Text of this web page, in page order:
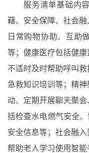
服务清单基础内
藉、安全保障、社会
日常购物协助、互助
等；健康医疗包括健
不适时及时帮助呼叫
急救知识培训等；精
动、定期开展聊天聚
括检查水电燃气安全
安全信息等；社会融
帮助老人学习使用智